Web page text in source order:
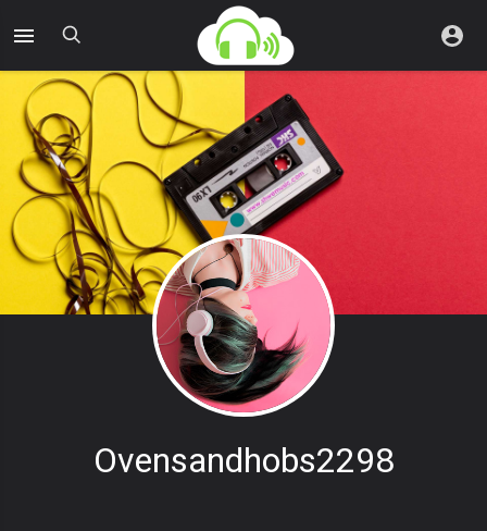
Ovensandhobs2298